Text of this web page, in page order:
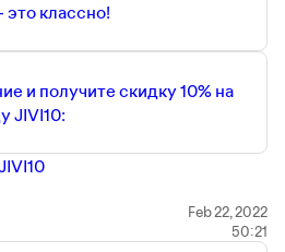
классно!
и получите скидку 10% на
JIVI10:
и делитесь своими
jivi_horosho/
Feb 22, 2022
50:21